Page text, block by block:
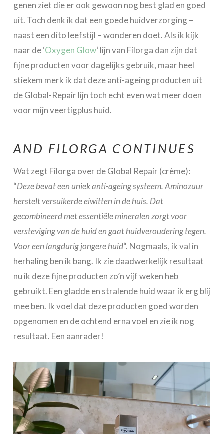
genen ziet die er ook gewoon nog best glad en goed
uit. Toch denk ik dat een goede huidverzorging –
naast een dito leefstijl – wonderen doet. Als ik kijk
naar de ‘Oxygen Glow‘ lijn van Filorga dan zijn dat
fijne producten voor dagelijks gebruik, maar heel
stiekem merk ik dat deze anti-ageing producten uit
de Global-Repair lijn toch echt even wat meer doen
voor mijn veertigplus huid.
AND FILORGA CONTINUES
Wat zegt Filorga over de Global Repair (crème):
“Deze bevat een uniek anti-ageing systeem. Aminozuur
herstelt versuikerde eiwitten in de huis. Dat
gecombineerd met essentiële mineralen zorgt voor
versteviging van de huid en gaat huidveroudering tegen.
Voor een langdurig jongere huid“. Nogmaals, ik val in
herhaling ben ik bang. Ik zie daadwerkelijk resultaat
nu ik deze fijne producten zo’n vijf weken heb
gebruikt. Een gladde en stralende huid waar ik erg blij
mee ben. Ik voel dat deze producten goed worden
opgenomen en de ochtend erna voel en zie ik nog
resultaat. Een aanrader!